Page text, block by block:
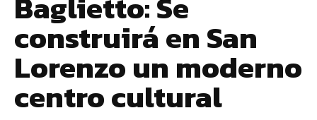
construirá en San
Lorenzo un moderno
centro cultural